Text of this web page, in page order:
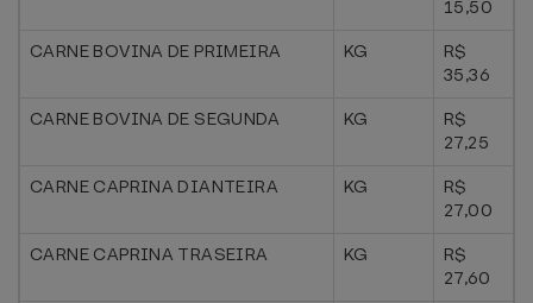
15,50
CARNE BOVINA DE PRIMEIRA
KG
R$
35,36
CARNE BOVINA DE SEGUNDA
KG
R$
27,25
CARNE CAPRINA DIANTEIRA
KG
R$
27,00
CARNE CAPRINA TRASEIRA
KG
R$
27,60